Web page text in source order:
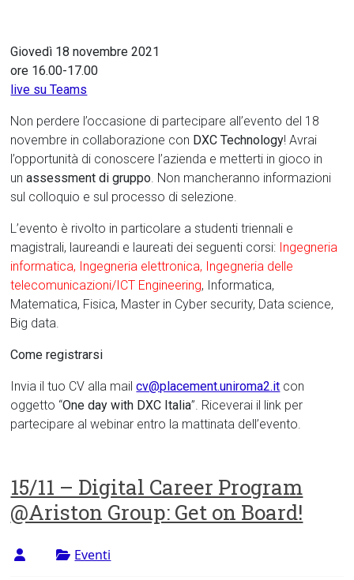
Giovedì 18 novembre 2021
ore 16.00-17.00
live su Teams
Non perdere l’occasione di partecipare all’evento del 18
novembre in collaborazione con DXC Technology! Avrai
l’opportunità di conoscere l’azienda e metterti in gioco in
unassessment di gruppo. Non mancheranno informazioni
sul colloquio e sul processo di selezione.
L’evento è rivolto in particolare a studenti triennali e
magistrali, laureandi e laureati dei seguenti corsi: Ingegneria
informatica, Ingegneria elettronica, Ingegneria delle
telecomunicazioni/ICT Engineering, Informatica,
Matematica, Fisica, Master in Cyber security, Data science,
Big data.
Come registrarsi
Invia il tuo CV alla mailcv@placement.uniroma2.it con
oggetto “One day with DXC Italia”. Riceverai il link per
partecipare al webinar entro la mattinata dell’evento.
15/11 – Digital Career Program
@Ariston Group: Get on Board!
Eventi